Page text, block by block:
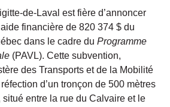
de-Laval est fière d’annoncer
financière de 820 374 $ du
dans le cadre du Programme
(PAVL). Cette subvention,
des Transports et de la Mobilité
d’un tronçon de 500 mètres
entre la rue du Calvaire et le